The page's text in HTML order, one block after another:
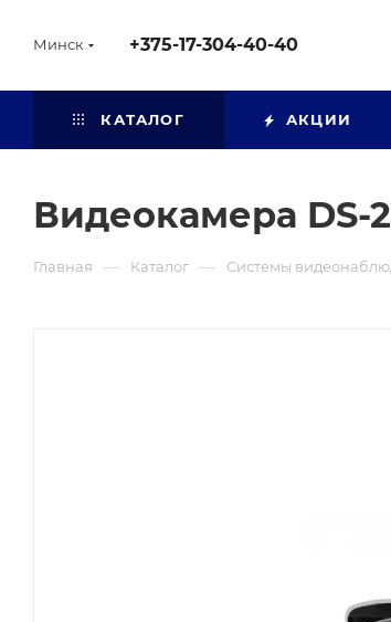
Минск +375-17-304-40-40
КАТАЛОГ АКЦИИ
Видеокамера DS-
Главная — Каталог — Системы